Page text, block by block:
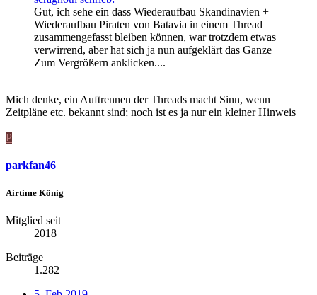
Gut, ich sehe ein dass Wiederaufbau Skandinavien +
Wiederaufbau Piraten von Batavia in einem Thread
zusammengefasst bleiben können, war trotzdem etwas
verwirrend, aber hat sich ja nun aufgeklärt das Ganze
Zum Vergrößern anklicken....
Mich denke, ein Auftrennen der Threads macht Sinn, wenn
Zeitpläne etc. bekannt sind; noch ist es ja nur ein kleiner Hinweis
P
parkfan46
Airtime König
Mitglied seit
2018
Beiträge
1.282